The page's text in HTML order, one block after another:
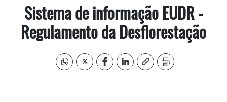
Sistema de informação EUDR -
Regulamento da Desflorestação